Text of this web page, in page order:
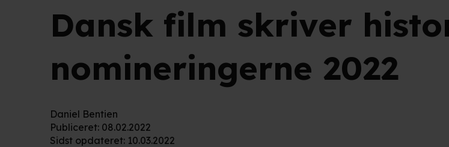
Dansk film skriver
nomineringerne 2022
Daniel Bentien
Publiceret: 08.02.2022
Sidst opdateret: 10.03.2022